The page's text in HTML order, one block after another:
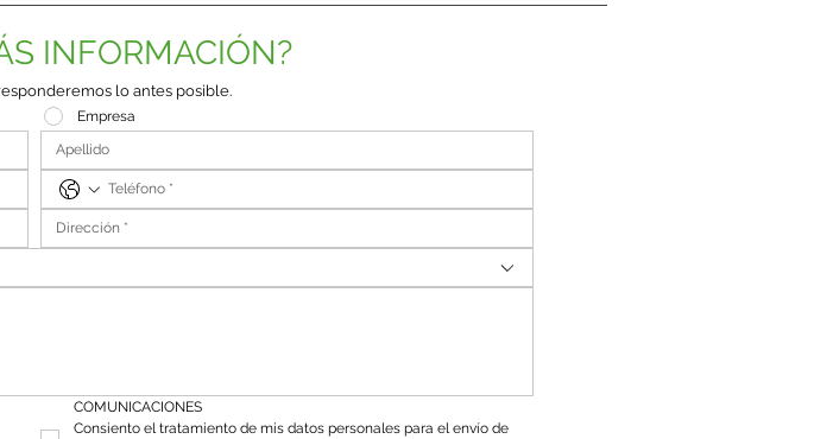
INFORMACIÓN?
lo antes posible.
Empresa
COMUNICACIONES
Consiento el tratamiento de mis datos personales para el envío de